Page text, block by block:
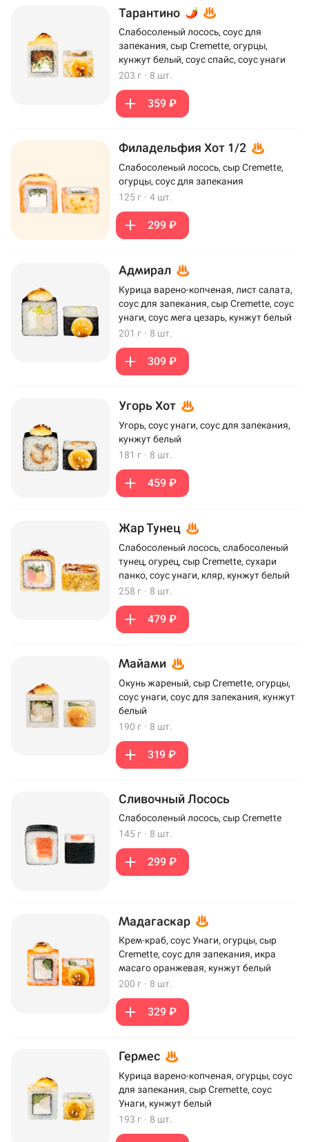
Тарантино
Слабосоленый лосось, соус для
запекания, сыр Cremette, огурцы,
кунжут белый, соус спайс, соус унаги
203 г · 8 шт.
359 ₽
Филадельфия Хот 1/2
Слабосоленый лосось, сыр Cremette,
огурцы, соус для запекания
125 г · 4 шт.
299 ₽
Адмирал
Курица варено-копченая, лист салата,
соус для запекания, сыр Cremette, соус
унаги, соус мега цезарь, кунжут белый
201 г · 8 шт.
309 ₽
Угорь Хот
Угорь, соус унаги, соус для запекания,
кунжут белый
181 г · 8 шт.
459 ₽
Жар Тунец
Слабосоленый лосось, слабосоленый
тунец, огурец, сыр Cremette, сухари
панко, соус унаги, кляр, кунжут белый
258 г · 8 шт.
479 ₽
Майами
Окунь жареный, сыр Cremette, огурцы,
соус унаги, соус для запекания, кунжут
белый
190 г · 8 шт.
319 ₽
Сливочный Лосось
Слабосоленый лосось, сыр Cremette
145 г · 8 шт.
299 ₽
Мадагаскар
Крем-краб, соус Унаги, огурцы, сыр
Cremette, соус для запекания, икра
масаго оранжевая, кунжут белый
200 г · 8 шт.
329 ₽
Гермес
Курица варено-копченая, огурцы, соус
для запекания, сыр Cremette, соус
Унаги, кунжут белый
193 г · 8 шт.